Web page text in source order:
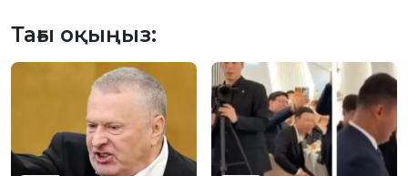
Тағы оқыңыз: